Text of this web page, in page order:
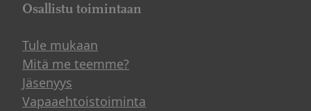
Osallistu toimintaan
Tule mukaan
Mitä me teemme?
Jäsenyys
Vapaaehtoistoiminta